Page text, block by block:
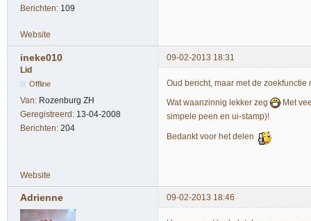
Berichten: 109
Website
ineke010
09-02-2013 18:31
Lid
Offline
Van: Rozenburg ZH
Geregistreerd: 13-04-2008
Berichten: 204
Oud bericht, maar met de
Wat waanzinnig lekker zeg
Met
simpele peen en ui-stamp)!
Bedankt voor het delen
Website
Adrienne 09-02-2013 18:46